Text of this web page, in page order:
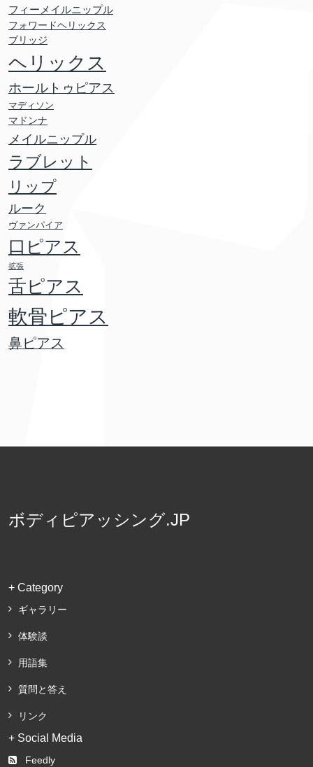
フィーメイルニップル
フォワードヘリックス
ブリッジ
ヘリックス
ホールトゥピアス
マディソン
マドンナ
メイルニップル
ラブレット
リップ
ルーク
ヴァンパイア
口ピアス
拡張
舌ピアス
軟骨ピアス
鼻ピアス
ボディピアッシング.JP
+ Category
ギャラリー
体験談
用語集
質問と答え
リンク
+ Social Media
Feedly